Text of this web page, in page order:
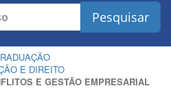
Pesquisar
E DIREITO
E GESTÃO EMPRESARIAL